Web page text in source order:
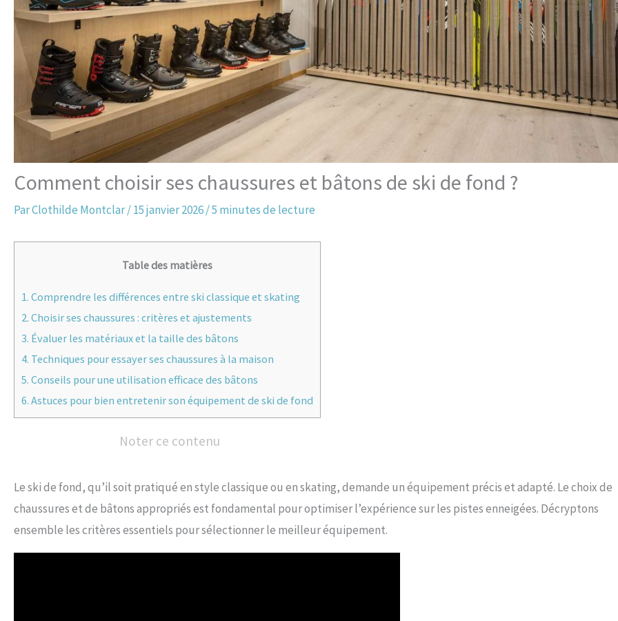
Comment choisir ses chaussures et bâtons de ski de fond ?
ParClothilde Montclar/15 janvier 2026/5 minutes de lecture
Table des matières
1. Comprendre les différences entre ski classique et skating
2. Choisir ses chaussures : critères et ajustements
3. Évaluer les matériaux et la taille des bâtons
4. Techniques pour essayer ses chaussures à la maison
5. Conseils pour une utilisation efficace des bâtons
6. Astuces pour bien entretenir son équipement de ski de fond
Noter ce contenu
Le ski de fond, qu’il soit pratiqué en style classique ou en skating, demande un équipement précis et adapté. Le choix de
chaussures et de bâtons appropriés est fondamental pour optimiser l’expérience sur les pistes enneigées. Décryptons
ensemble les critères essentiels pour sélectionner le meilleur équipement.